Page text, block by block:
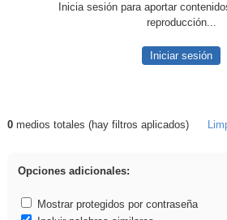
Inicia sesión para aportar
reproducción...
Iniciar sesión
Resultados de: Ahmet
0medios totales (hay filtros aplicados)
Opciones adicionales:
Mostrar protegidos por contraseña